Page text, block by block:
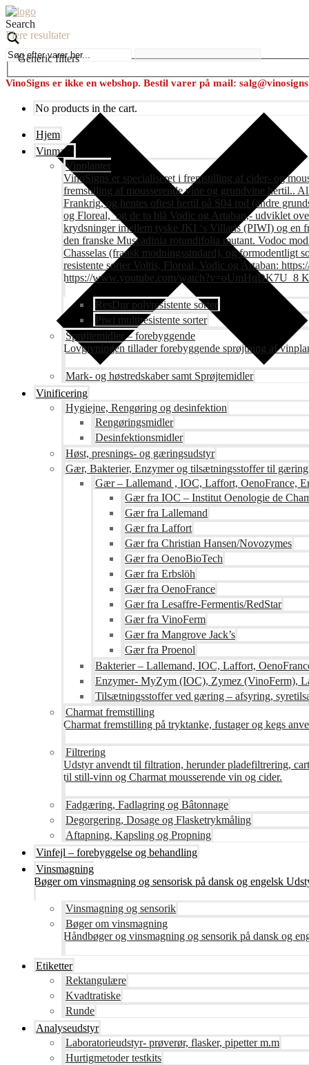
Search
Flere resultater
Generic filters
VinoSigns er ikke en webshop. Bestil varer på mail:
No products in the cart.
Hjem
Vinmark
Vinplanter
VinoSigns er specialiseret i fremstilling af cider- og
fremstilling af mousserende vine og grundvine hertil..
Frankrig, og hentes oftest hertil på S04 rod (andre
og Floreal, og de to blå Vodic og Artaban,- udviklet
krydsninger imellem tyske JKI ‘s Villaris (PIWI) og en
den franske Muscadinia rotundifolia mutant. Vodoc
Chasselas (fransk modningsstndard), og formodentligt
resistente sorter Voltis, Floreal, Vodic og Artaban:
https://www.youtube.com/watch?v=oUmHqDK7U_8
ResDur polyresistente sorter
Piwi multiresistente sorter
Sprøjtemidler – forebyggende
Lovgivningen tillader forebyggende sprøjtning af
Mark- og høstredskaber samt Sprøjtemidler
Vinificering
Hygiejne, Rengøring og desinfektion
Rengøringsmidler
Desinfektionsmidler
Høst, presnings- og gæringsudstyr
Gær, Bakterier, Enzymer og tilsætningsstoffer til gæring
Gær – Lallemand , IOC, Laffort, OenoFrance,
Gær fra IOC – Institut Oenologie de
Gær fra Lallemand
Gær fra Laffort
Gær fra Christian Hansen/Novozymes
Gær fra OenoBioTech
Gær fra Erbslöh
Gær fra OenoFrance
Gær fra Lesaffre-Fermentis/RedStar
Gær fra VinoFerm
Gær fra Mangrove Jack’s
Gær fra Proenol
Bakterier – Lallemand, IOC, Laffort,
Enzymer- MyZym (IOC), Zymez (VinoFerm),
Tilsætningsstoffer ved gæring – afsyring,
Charmat fremstilling
Charmat fremstilling på tryktanke, fustager og kegs
Filtrering
Udstyr anvendt til filtration, herunder pladefiltrering,
til still-vinn og Charmat mousserende vin og cider.
Fadgæring, Fadlagring og Bâtonnage
Degorgering, Dosage og Flasketrykmåling
Aftapning, Kapsling og Propning
Vinfejl – forebyggelse og behandling
Vinsmagning
Bøger om vinsmagning og sensorisk på dansk og engelsk
Vinsmagning og sensorik
Bøger om vinsmagning
Håndbøger og vinsmagning og sensorik på dansk og
Etiketter
Rektangulære
Kvadtratiske
Runde
Analyseudstyr
Laboratorieudstyr- prøverør, flasker, pipetter m.m
Hurtigmetoder testkits